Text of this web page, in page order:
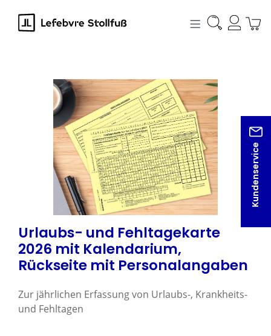
springen
Kundenservice
Bildergalerie überspringen
Urlaubs- und Fehltagekarte
2026 mit Kalendarium,
Rückseite mit Personalangaben
Zur jährlichen Erfassung von Urlaubs-, Krankheits-
und Fehltagen